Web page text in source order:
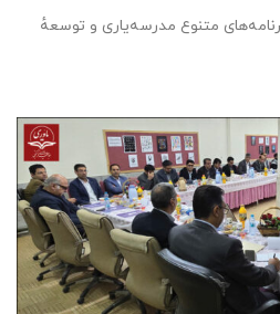
متنوع مدرسه‌یاری و توسعهٔ